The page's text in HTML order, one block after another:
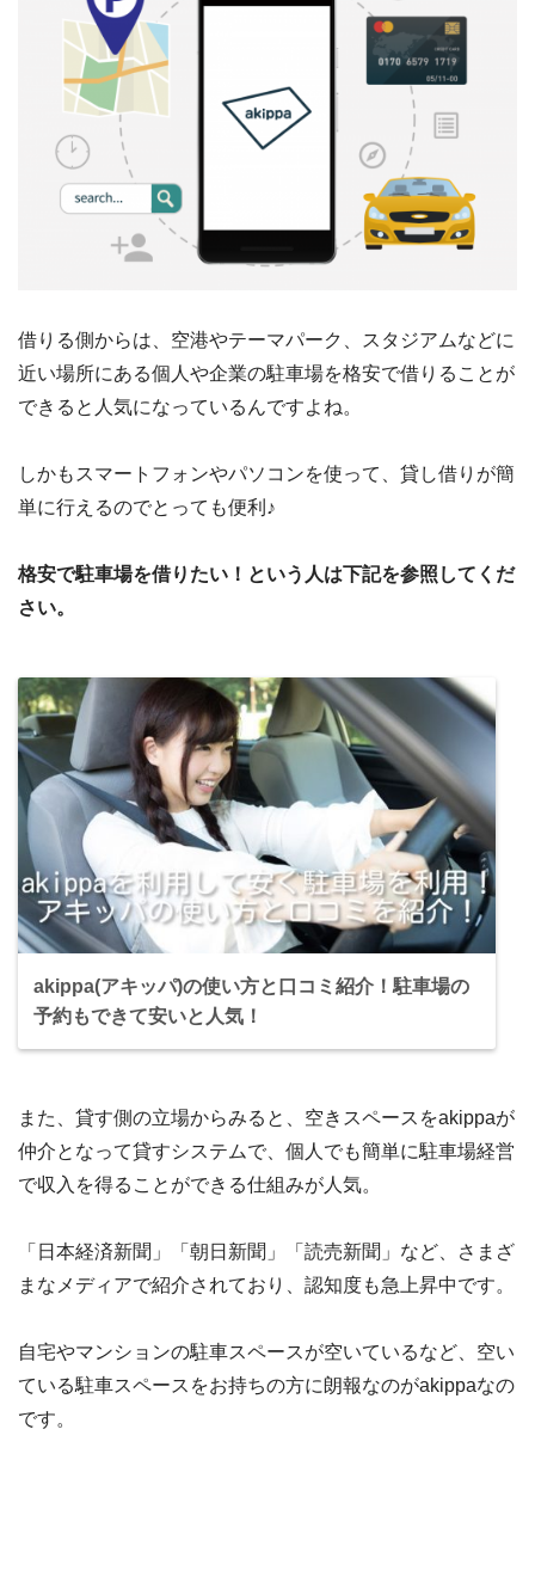
借りる側からは、空港やテーマパーク、スタジアムなどに
近い場所にある個人や企業の駐車場を格安で借りることが
できると人気になっているんですよね。
しかもスマートフォンやパソコンを使って、貸し借りが簡
単に行えるのでとっても便利♪
格安で駐車場を借りたい！という人は下記を参照してくだ
さい。
akippa(アキッパ)の使い方と口コミ紹介！駐車場の
予約もできて安いと人気！
また、貸す側の立場からみると、空きスペースをakippaが
仲介となって貸すシステムで、個人でも簡単に駐車場経営
で収入を得ることができる仕組みが人気。
「日本経済新聞」「朝日新聞」「読売新聞」など、さまざ
まなメディアで紹介されており、認知度も急上昇中です。
自宅やマンションの駐車スペースが空いているなど、空い
ている駐車スペースをお持ちの方に朗報なのがakippaなの
です。